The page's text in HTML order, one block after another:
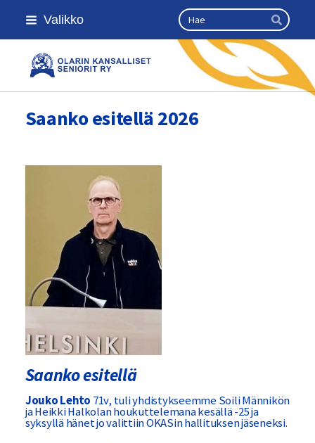
Siirry
sivun
Valikko Haku
Hae
Olarin kansalliset seniorit ry
Saanko esitellä 2026
Saanko esitellä
Jouko Lehto 71v, tuli yhdistykseemme Soili Männikön
ja Heikki Halkolan houkuttelemana kesällä -25 ja
syksyllä hänet jo valittiin OKASin hallituksen jäseneksi.